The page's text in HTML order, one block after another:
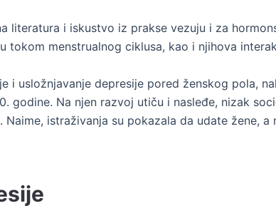
literatura i iskustvo iz prakse vezuju i za
tokom menstrualnog ciklusa, kao i njihova
i usložnjavanje depresije pored ženskog pola,
godine. Na njen razvoj utiču i nasleđe, nizak
istraživanja su pokazala da udate žene,